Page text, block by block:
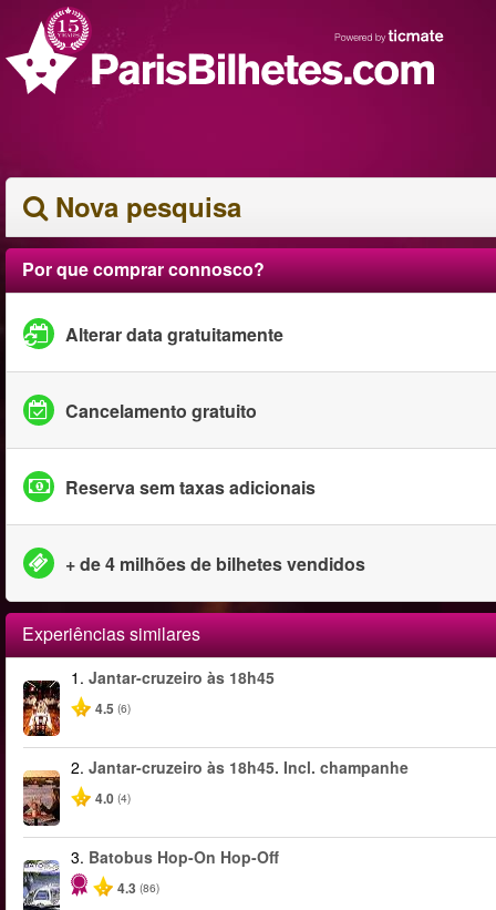
Nova pesquisa
Por que comprar connosco?
Alterar data gratuitamente
Cancelamento gratuito
Reserva sem taxas adicionais
+ de 4 milhões de bilhetes vendidos
Experiências similares
1. Jantar-cruzeiro às 18h45
4.5 (6)
2. Jantar-cruzeiro às 18h45. Incl. champanhe
4.0 (4)
3. Batobus Hop-On Hop-Off
4.3 (86)